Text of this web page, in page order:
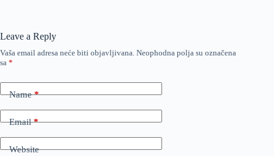
Leave a Reply
Vaša email adresa neće biti objavljivana. Neophodna polja su označena
sa *
Name*
Email*
Website